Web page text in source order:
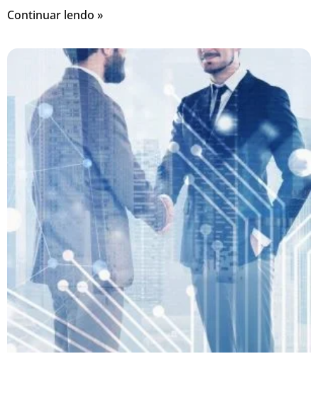
Continuar lendo »